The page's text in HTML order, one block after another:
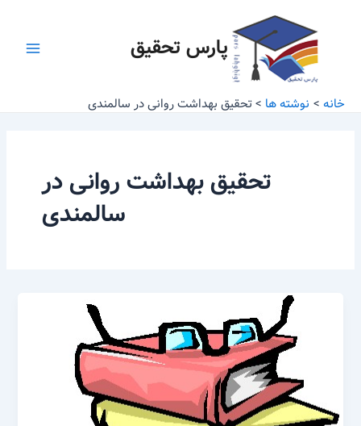
پارس تحقیق
خانه نوشته ها تحقیق بهداشت روانی در سالمندی
تحقیق بهداشت روانی در
سالمندی